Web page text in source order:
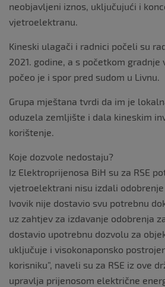
neobjavljeni iznos, uključujući i
vjetroelektranu.
Kineski ulagači i radnici počeli su
2021. godine, a s početkom
počeo je i spor pred sudom u Livnu.
Grupa mještana tvrdi da im je
oduzela zemljište i dala kineskim
korištenje.
Koje dozvole nedostaju?
Iz Elektroprijenosa BiH su za RSE
vjetroelektrani nisu izdali
Ivovik nije dostavio svu potrebnu
uz zahtjev za izdavanje odobrenja
dostavio upotrebnu dozvolu za
uključuje i visokonaponsko
korisniku”, naveli su za RSE iz ove
upravlja prijenosom električne